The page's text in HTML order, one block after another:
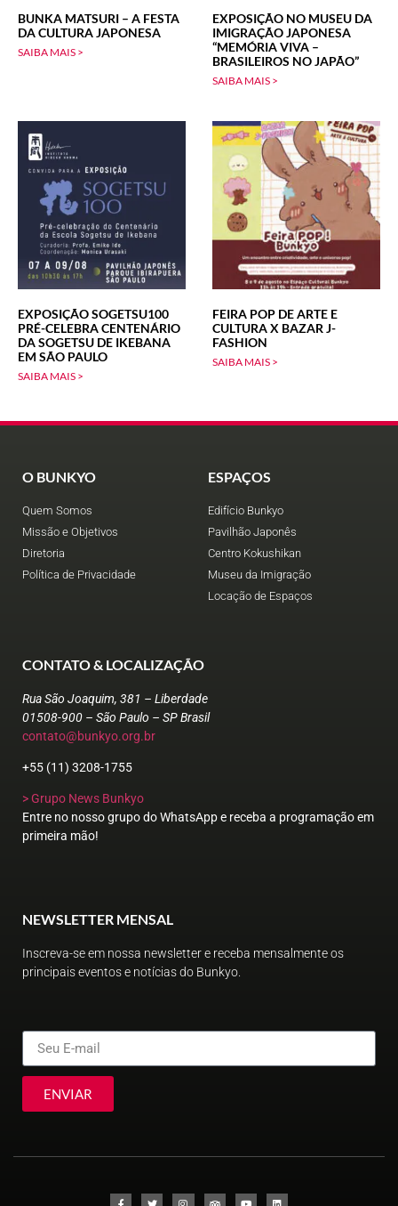
BUNKA MATSURI – A FESTA
DA CULTURA JAPONESA
SAIBA MAIS >
EXPOSIÇÃO NO MUSEU DA
IMIGRAÇÃO JAPONESA
“MEMÓRIA VIVA –
BRASILEIROS NO JAPÃO”
SAIBA MAIS >
EXPOSIÇÃO SOGETSU100
PRÉ-CELEBRA CENTENÁRIO
DA SOGETSU DE IKEBANA
EM SÃO PAULO
SAIBA MAIS >
FEIRA POP DE ARTE E
CULTURA X BAZAR J-
FASHION
SAIBA MAIS >
O BUNKYO
Quem Somos
Missão e Objetivos
Diretoria
Política de Privacidade
ESPAÇOS
Edifício Bunkyo
Pavilhão Japonês
Centro Kokushikan
Museu da Imigração
Locação de Espaços
CONTATO & LOCALIZAÇÃO
Rua São Joaquim, 381 – Liberdade
01508-900 – São Paulo – SP Brasil
contato@bunkyo.org.br
+55 (11) 3208-1755
> Grupo News Bunkyo
Entre no nosso grupo do WhatsApp e receba a programação em
primeira mão!
NEWSLETTER MENSAL
Inscreva-se em nossa newsletter e receba mensalmente os
principais eventos e notícias do Bunkyo.
ENVIAR